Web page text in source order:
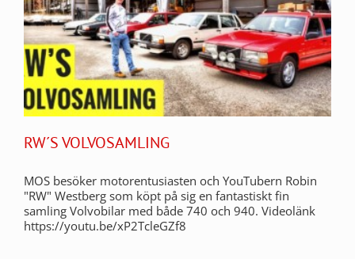
RW´S VOLVOSAMLING
MOS besöker motorentusiasten och YouTubern Robin
"RW" Westberg som köpt på sig en fantastiskt fin
samling Volvobilar med både 740 och 940. Videolänk
https://youtu.be/xP2TcleGZf8